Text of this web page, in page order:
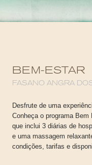
BEM-ESTAR
FASANO ANGRA
Desfrute de uma
Conheça o programa
que inclui 3 diárias de
e uma massagem
condições, tarifas e